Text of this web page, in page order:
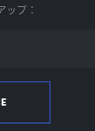
ップ：